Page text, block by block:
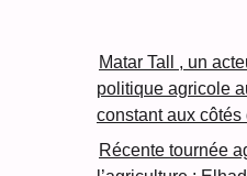
Matar Tall , un
politique agricole
constant aux côtés
Récente tournée